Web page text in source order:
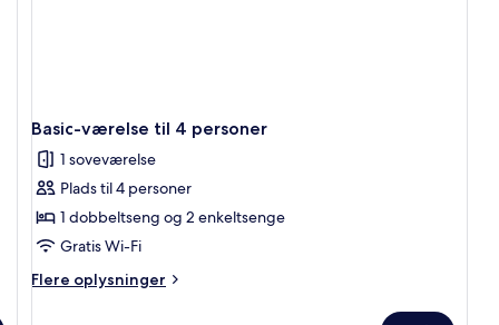
Basic-værelse til 4 personer
1 soveværelse
Plads til 4 personer
1 dobbeltseng og 2 enkeltsenge
Gratis Wi-Fi
Flere oplysninger
Flere